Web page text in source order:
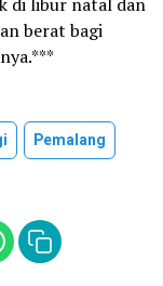
berat bagi
Pemalang